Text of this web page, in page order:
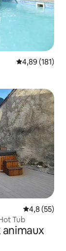
Note
4,89 (181)
Note
4,8 (55)
Tub
animaux